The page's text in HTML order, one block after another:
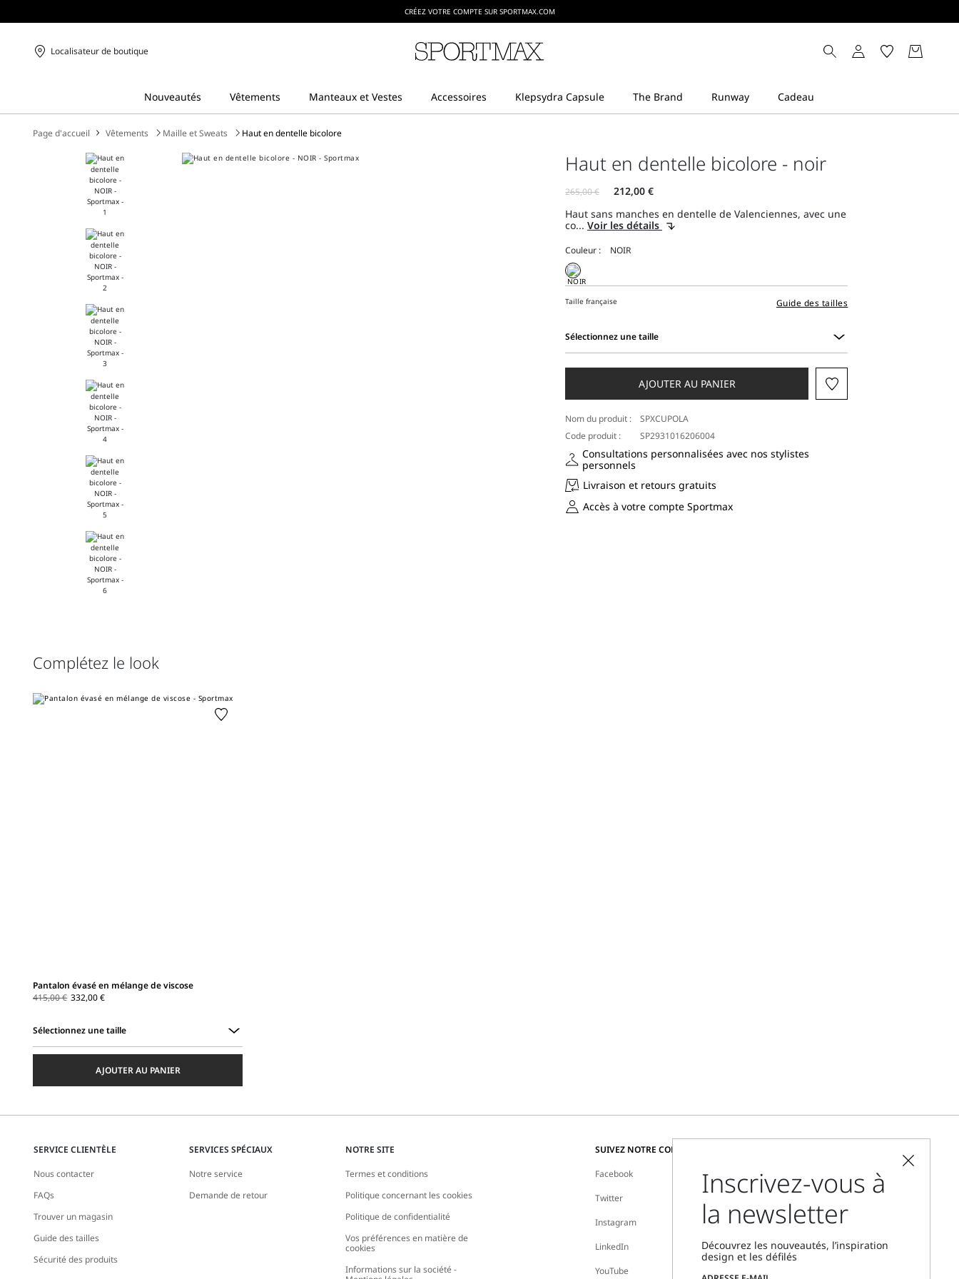
CRÉEZ VOTRE COMPTE SUR SPORTMAX.COM
Localisateur de boutique
Page d'accueil Vêtements Maille et Sweats Haut en dentelle bicolore
Haut en dentelle bicolore - noir
Haut sans manches en dentelle de Valenciennes, avec une
co... Voir les détails
Couleur :
Taille française Guide des tailles
Sélectionnez une taille
une
AJOUTER AU PANIER
Nom du produit :
SPXCUPOLA
Code produit :
SP2931016206004
Consultations personnalisées avec nos stylistes
personnels
Livraison et retours gratuits
Accès à votre compte Sportmax
Complétez le look
Pantalon évasé en mélange de viscose
415,00 € 332,00 €
Sélectionnez une taille
AJOUTER AU PANIER
SERVICE CLIENTÈLE
Nous contacter
FAQs
Trouver un magasin
Guide des tailles
Sécurité des produits
SERVICES SPÉCIAUX
Notre service
Demande de retour
NOTRE SITE
Termes et conditions
Politique concernant les cookies
Politique de confidentialité
Vos préférences en matière de
cookies
Informations sur la société -
SUIVEZ NOTRE COMMUNAUTÉ
Facebook
Twitter
Instagram
LinkedIn
YouTube
France
Localisateur de boutique
Nous contacter
Du lundi au vendredi, de 9 h à 18 h
CET
Inscrivez-vous à
la newsletter
Découvrez les nouveautés, l’inspiration
design et les défilés